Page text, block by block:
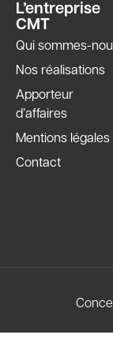
L’entreprise
CMT
Qui sommes-
Nos réalisations
Apporteur
d’affaires
Mentions légales
Contact